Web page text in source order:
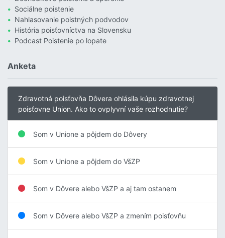
Sociálne poistenie
Nahlasovanie poistných podvodov
História poisťovníctva na Slovensku
Podcast Poistenie po lopate
Anketa
Zdravotná poisťovňa Dôvera ohlásila kúpu zdravotnej
poisťovne Union. Ako to ovplyvní vaše rozhodnutie?
Som v Unione a pôjdem do Dôvery
Som v Unione a pôjdem do VšZP
Som v Dôvere alebo VšZP a aj tam ostanem
Som v Dôvere alebo VšZP a zmením poisťovňu